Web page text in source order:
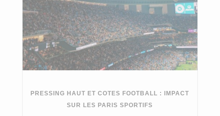
PRESSING HAUT ET COTES FOOTBALL : IMPACT
SUR LES PARIS SPORTIFS